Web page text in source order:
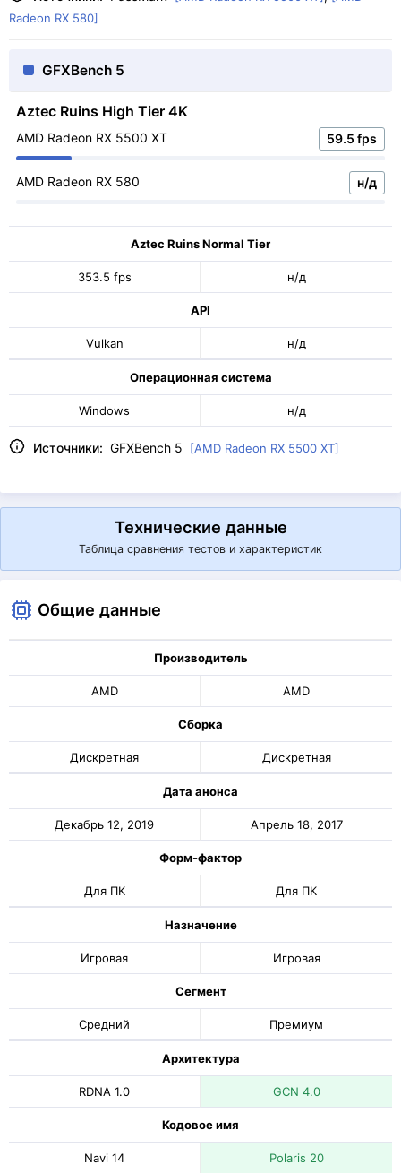
Radeon RX 580]
GFXBench 5
Aztec Ruins High Tier 4K
AMD Radeon RX 5500 XT 59.5 fps
AMD Radeon RX 580 н/д
Aztec Ruins Normal Tier
353.5 fps н/д
API
Vulkan н/д
Операционная система
Windows н/д
Источники: GFXBench 5 [AMD Radeon RX 5500 XT]
Технические данные
Таблица сравнения тестов и характеристик
Общие данные
Производитель
AMD AMD
Сборка
Дискретная Дискретная
Дата анонса
Декабрь 12, 2019 Апрель 18, 2017
Форм-фактор
Для ПК Для ПК
Назначение
Игровая Игровая
Сегмент
Средний Премиум
Архитектура
RDNA 1.0 GCN 4.0
Кодовое имя
Navi 14 Polaris 20